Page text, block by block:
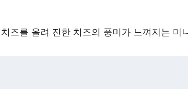
즈를 올려 진한 치즈의 풍미가 느껴지는 미